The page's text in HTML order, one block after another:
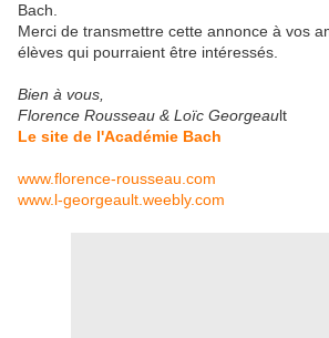
Bach.
Merci de transmettre cette annonce à vos
élèves qui pourraient être intéressés.
Bien à vous,
Florence Rousseau & Loïc Georgeault
Le site de l'Académie Bach
www.florence-rousseau.com
www.l-georgeault.weebly.com